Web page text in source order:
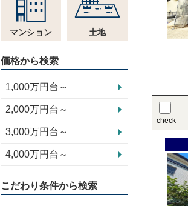
check
マンション 土地
価格から検索
1,000万円台～
2,000万円台～
3,000万円台～
4,000万円台～
こだわり条件から検索